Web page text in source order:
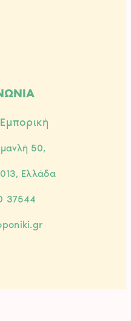
50,
Ελλάδα
37544